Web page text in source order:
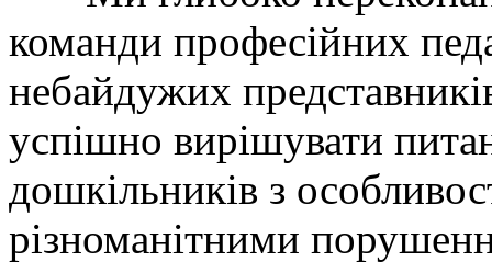
команди професійних
небайдужих
успішно вирішувати
дошкільників з
різноманітними